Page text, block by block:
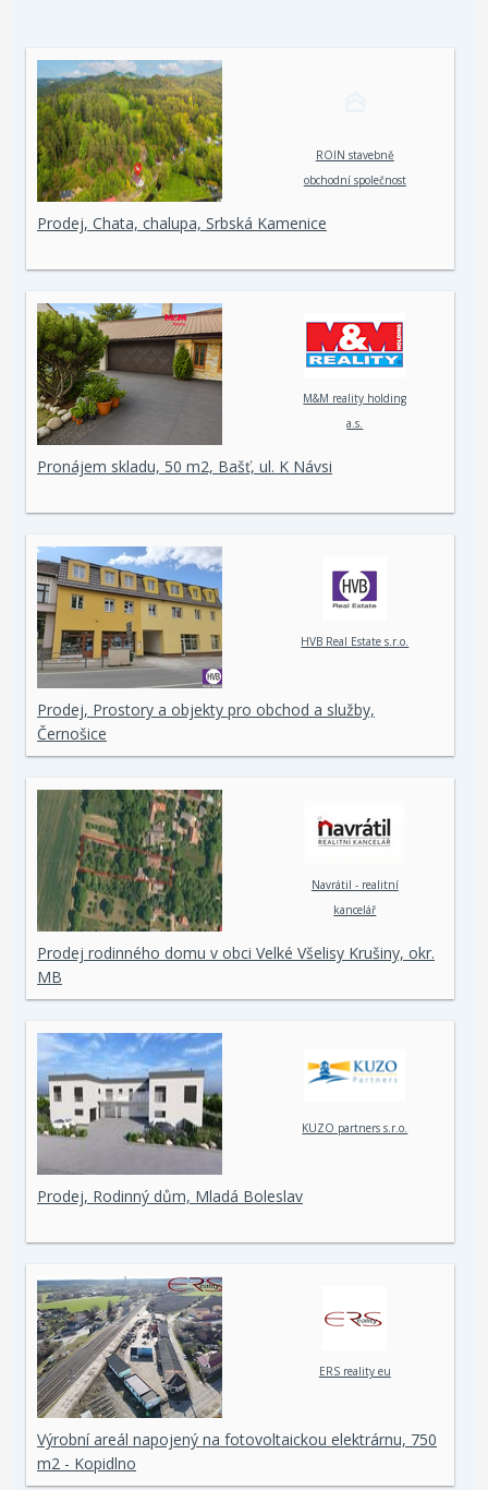
ROIN stavebně
obchodní společnost
Prodej, Chata, chalupa, Srbská Kamenice
M&M reality holding
a.s.
Pronájem skladu, 50 m2, Bašť, ul. K Návsi
HVB Real Estate s.r.o.
Prodej, Prostory a objekty pro obchod a služby,
Černošice
Navrátil - realitní
kancelář
Prodej rodinného domu v obci Velké Všelisy Krušiny, okr.
MB
KUZO partners s.r.o.
Prodej, Rodinný dům, Mladá Boleslav
ERS reality eu
Výrobní areál napojený na fotovoltaickou elektrárnu, 750
m2 - Kopidlno